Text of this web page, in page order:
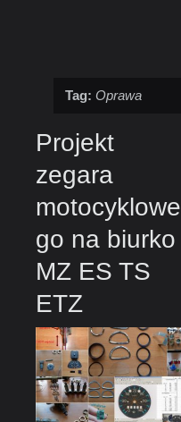
Tag: Oprawa
Projekt
zegara
motocyklowe
go na biurko
MZ ES TS
ETZ